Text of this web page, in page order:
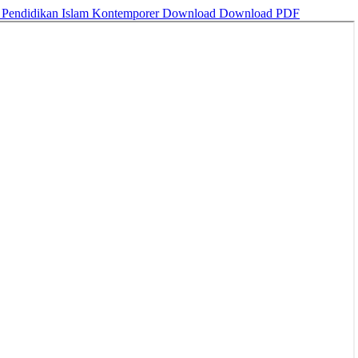
Islam KontemporerDownload Download PDF